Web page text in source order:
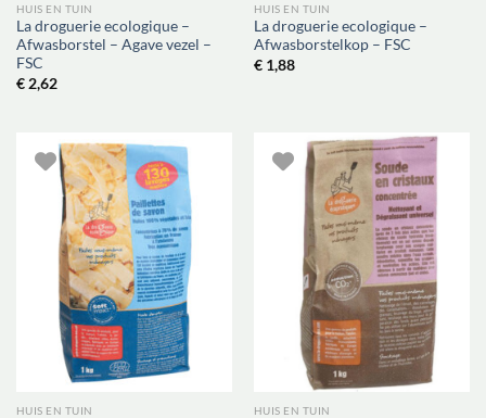
HUIS EN TUIN
La droguerie ecologique –
Afwasborstel – Agave vezel –
FSC
€2,62
HUIS EN TUIN
La droguerie ecologique –
Afwasborstelkop – FSC
€1,88
HUIS EN TUIN HUIS EN TUIN